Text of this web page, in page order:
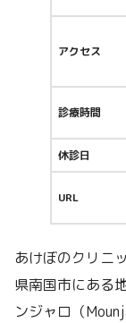
アクセス
診療時間
休診日
URL
あけぼのクリニ
県南国市にある
ンジャロ（